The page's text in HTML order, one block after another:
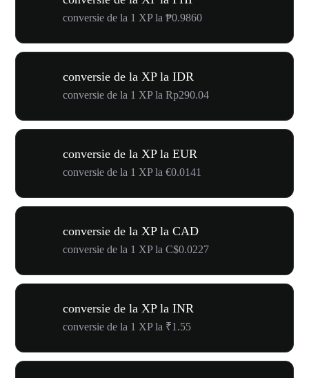
conversie de la 1 XP la ₱0.9860
conversie de la XP la IDR
conversie de la 1 XP la Rp290.04
conversie de la XP la EUR
conversie de la 1 XP la €0.0141
conversie de la XP la CAD
conversie de la 1 XP la C$0.0227
conversie de la XP la INR
conversie de la 1 XP la ₹1.55